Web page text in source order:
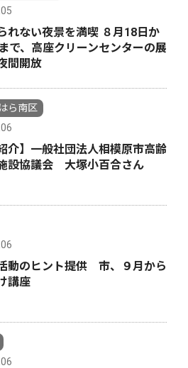
れない夜景を満喫 ８月18日か
で、高座クリーンセンターの展
間開放
ら南区
介】一般社団法人相模原市高齢
設協議会 大塚小百合さん
動のヒント提供 市、９月から
講座